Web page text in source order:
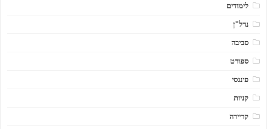
לימודים
נדל"ן
סביבה
ספורט
פיננסי
קניות
קריירה